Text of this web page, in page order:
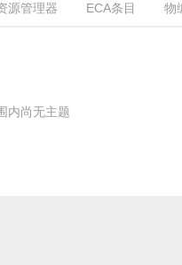
源管理器 ECA条目 物
内尚无主题